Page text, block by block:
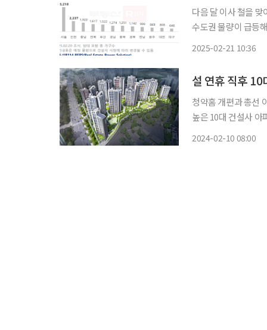
다음 달 이사 철을
수도권 물량이 급등해서다. 21일 부동산 정보제공 업체 ‘부동산R114’
2025-02-21 10:36
설 연휴 직후
청약홈 개편과 총선
높은 10대 건설사 아파트도
2024-02-10 08:00